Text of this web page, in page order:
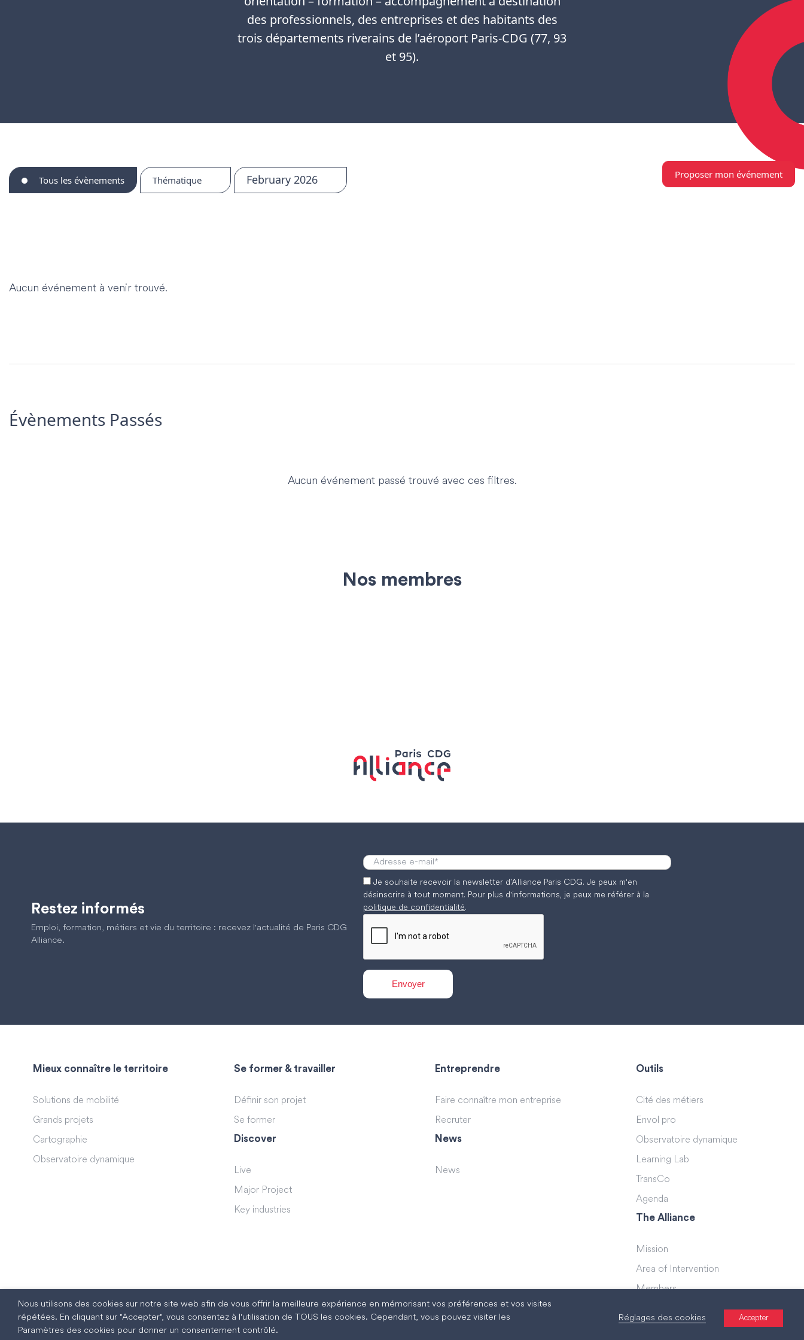
des professionnels, des entreprises et des habitants des
trois départements riverains de l’aéroport Paris-CDG (77, 93
et 95).
Tous les évènements Thématique February 2026 Proposer mon événement
Aucun événement à venir trouvé.
Évènements Passés
Aucun événement passé trouvé avec ces filtres.
Nos membres
Restez informés
Emploi, formation, métiers et vie du territoire : recevez l'actualité de Paris CDG
Alliance.
Je souhaite recevoir la newsletter d’Alliance Paris CDG. Je peux m'en
désinscrire à tout moment. Pour plus d'informations, je peux me référer à la
politique de confidentialité.
Mieux connaître le territoire
Solutions de mobilité
Grands projets
Cartographie
Observatoire dynamique
Se former & travailler
Définir son projet
Se former
Discover
Live
Major Project
Key industries
Entreprendre
Faire connaître mon entreprise
Recruter
News
News
Outils
Cité des métiers
Envol pro
Observatoire dynamique
Learning Lab
TransCo
Agenda
The Alliance
Mission
Area of Intervention
Members
Nous utilisons des cookies sur notre site web afin de vous offrir la meilleure expérience en mémorisant vos préférences et vos visites
répétées. En cliquant sur "Accepter", vous consentez à l'utilisation de TOUS les cookies. Cependant, vous pouvez visiter les
Paramètres des cookies pour donner un consentement contrôlé.
Réglages des cookies Accepter